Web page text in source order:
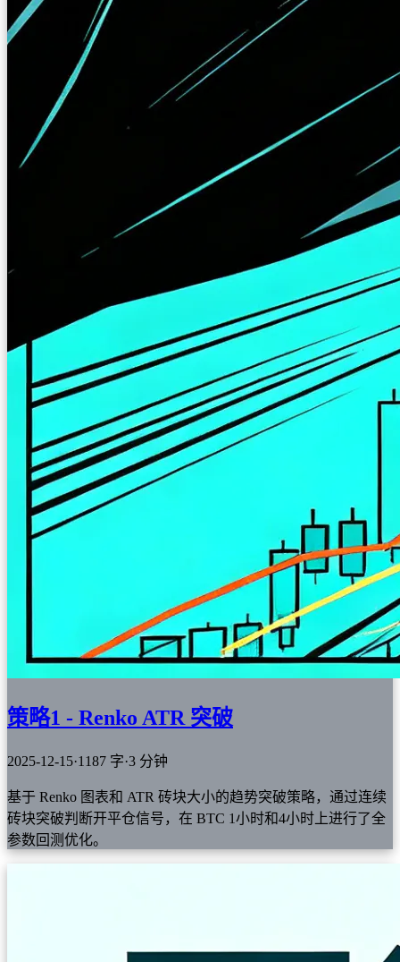
策略1 - Renko ATR 突破
2025-12-15·1187 字·3 分钟
基于 Renko 图表和 ATR 砖块大小的趋势突破策略，通过连续
砖块突破判断开平仓信号，在 BTC 1小时和4小时上进行了全
参数回测优化。